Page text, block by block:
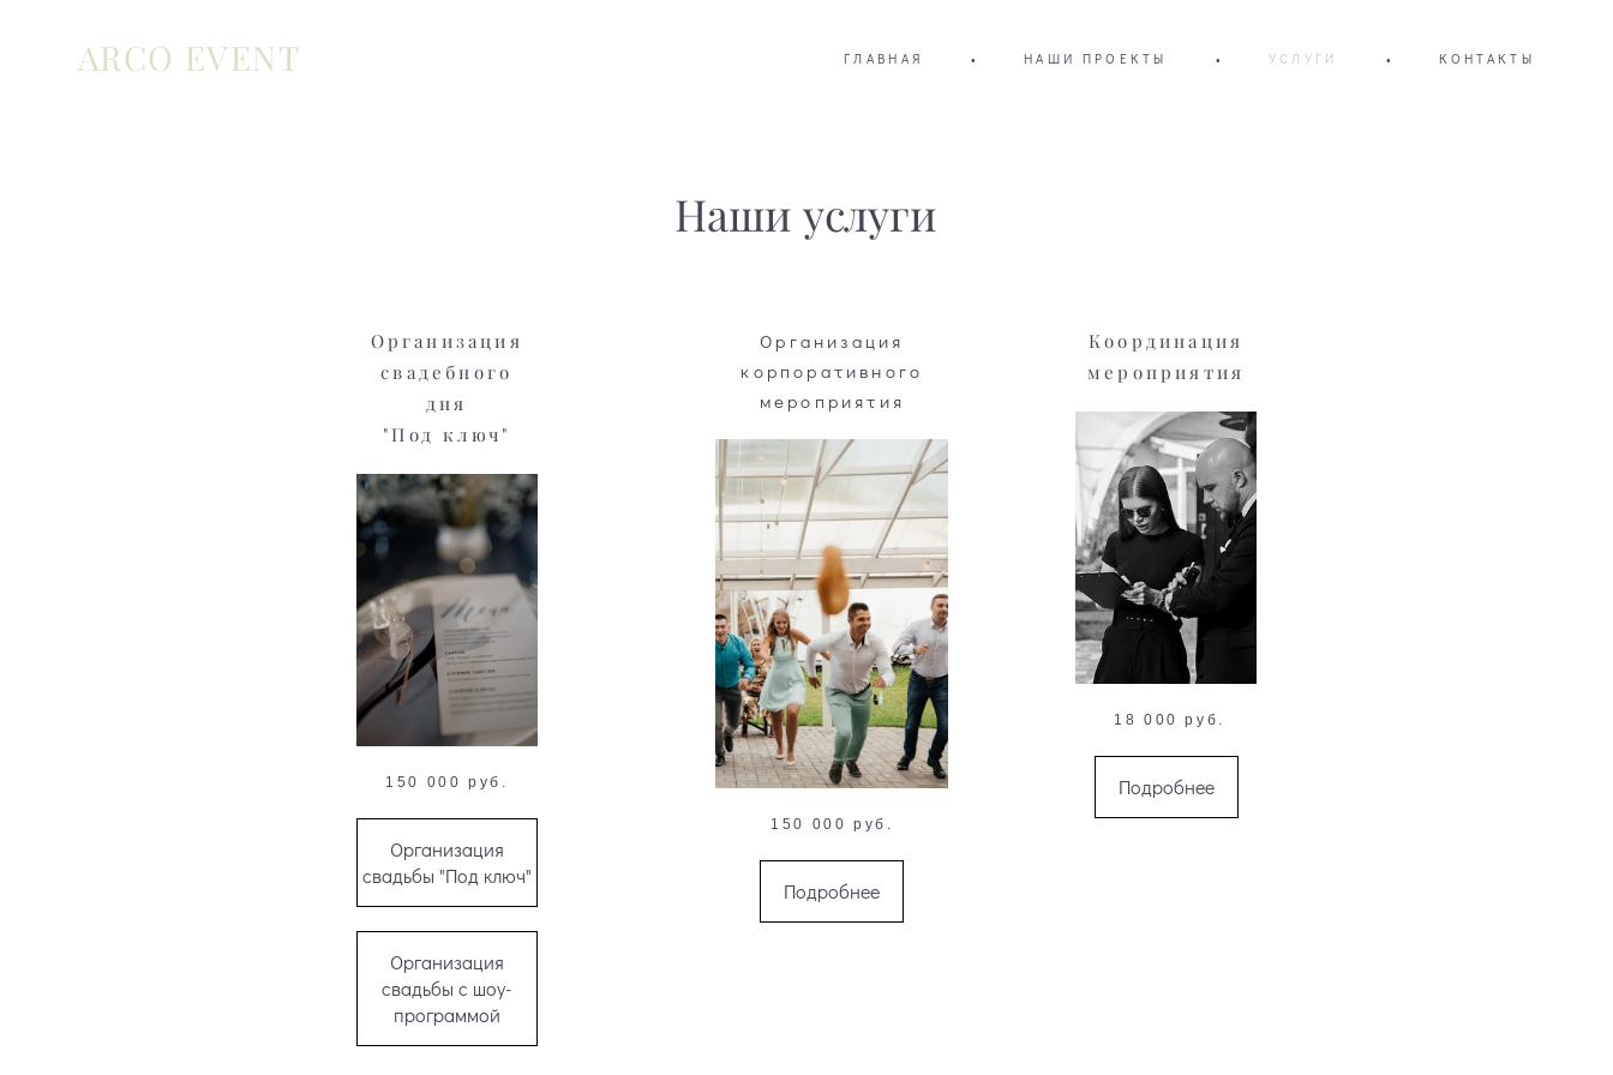
ARCO EVENT ГЛАВНАЯ • НАШИ ПРОЕКТЫ • УСЛУГИ • КОНТАКТЫ
Наши услуги
Организация
свадебного
дня
"Под ключ"
150 000 руб.
Организация
свадьбы "Под ключ"
Организация
свадьбы с шоу-
программой
Организация
корпоративного
мероприятия
150 000 руб.
Подробнее
Координация
мероприятия
18 000 руб.
Подробнее